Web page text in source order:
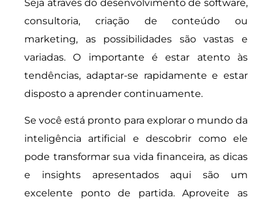
Seja através do desenvolvimento de software,
consultoria, criação de conteúdo ou
marketing, as possibilidades são vastas e
variadas. O importante é estar atento às
tendências, adaptar-se rapidamente e estar
disposto a aprender continuamente.
Se você está pronto para explorar o mundo da
inteligência artificial e descobrir como ele
pode transformar sua vida financeira, as dicas
e insights apresentados aqui são um
excelente ponto de partida. Aproveite as